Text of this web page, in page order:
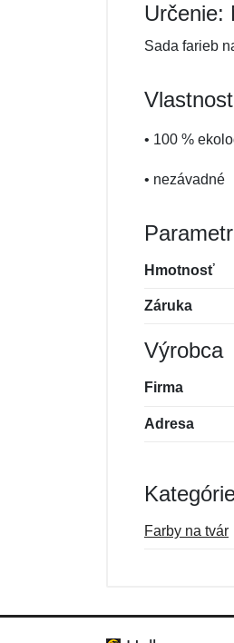
Určenie:
Sada farieb
• 100 %
• nezávadné
Hmotnosť
Záruka
Výrobca
Firma
Adresa
Farby na tvár